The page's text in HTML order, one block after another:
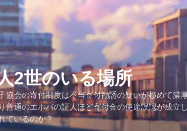
2世のいる場所
会の寄付制度は不当寄付勧誘の疑いが極めて濃
普通のエホバの証人ほど寄付金の使途誤認が成立
ているのか？